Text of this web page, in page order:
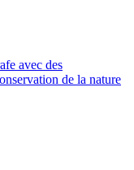
avec des
de la nature